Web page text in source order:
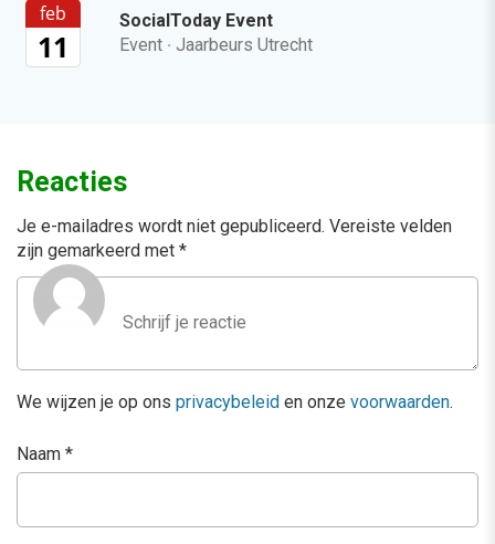
feb
11
SocialToday Event
Event · Jaarbeurs Utrecht
Reacties
Je e-mailadres wordt niet gepubliceerd. Vereiste velden
zijn gemarkeerd met *
We wijzen je op ons privacybeleid en onze voorwaarden.
Naam *